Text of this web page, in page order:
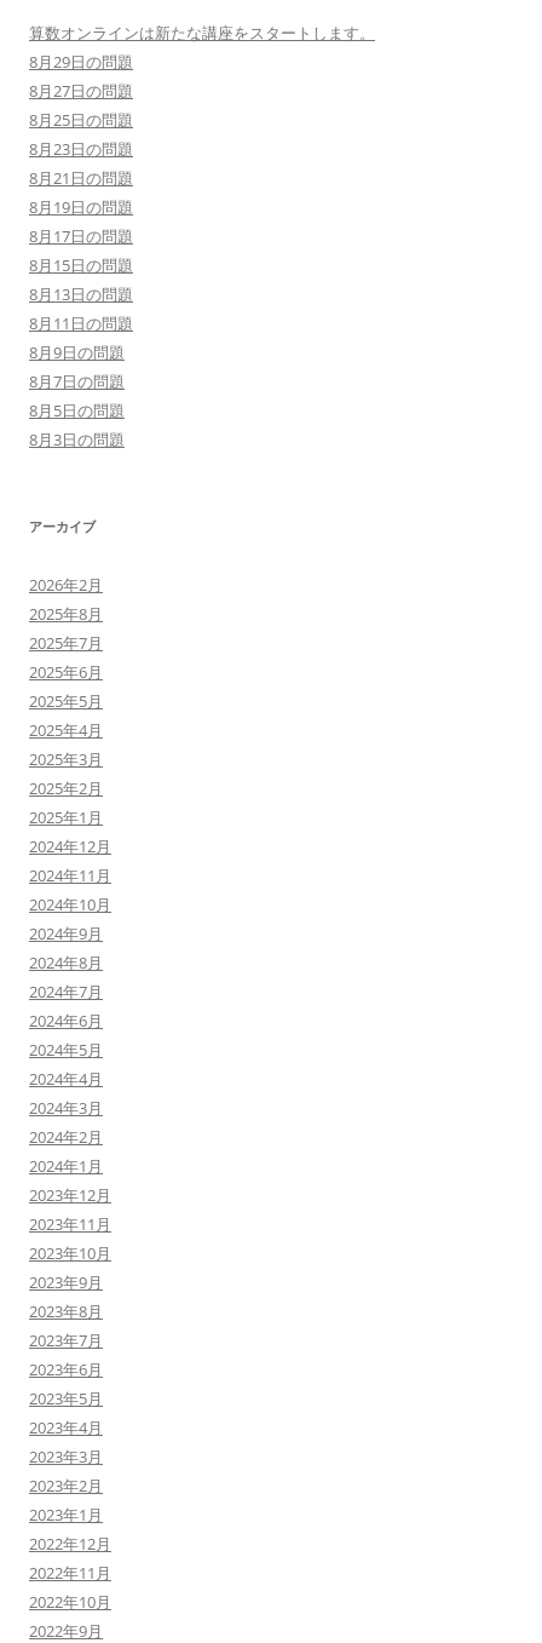
算数オンラインは新たな講座をスタートします。
8月29日の問題
8月27日の問題
8月25日の問題
8月23日の問題
8月21日の問題
8月19日の問題
8月17日の問題
8月15日の問題
8月13日の問題
8月11日の問題
8月9日の問題
8月7日の問題
8月5日の問題
8月3日の問題
アーカイブ
2026年2月
2025年8月
2025年7月
2025年6月
2025年5月
2025年4月
2025年3月
2025年2月
2025年1月
2024年12月
2024年11月
2024年10月
2024年9月
2024年8月
2024年7月
2024年6月
2024年5月
2024年4月
2024年3月
2024年2月
2024年1月
2023年12月
2023年11月
2023年10月
2023年9月
2023年8月
2023年7月
2023年6月
2023年5月
2023年4月
2023年3月
2023年2月
2023年1月
2022年12月
2022年11月
2022年10月
2022年9月